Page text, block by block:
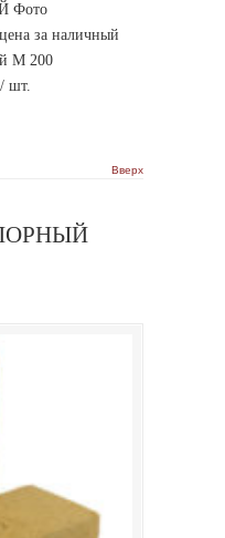
Фото
за наличный
М 200
шт.
Вверх